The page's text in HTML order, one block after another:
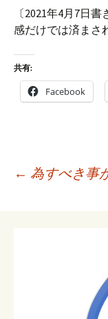
〔2021年4月7日
感だけでは済まさ
共有:
Facebook
← 為すべき事